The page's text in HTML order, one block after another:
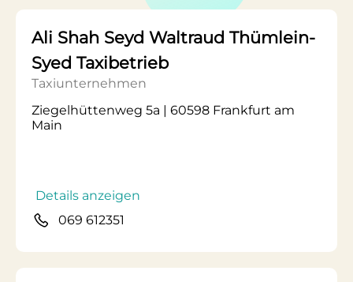
Ali Shah Seyd Waltraud Thümlein-
Syed Taxibetrieb
Taxiunternehmen
Ziegelhüttenweg 5a | 60598 Frankfurt am
Main
Details anzeigen
069 612351